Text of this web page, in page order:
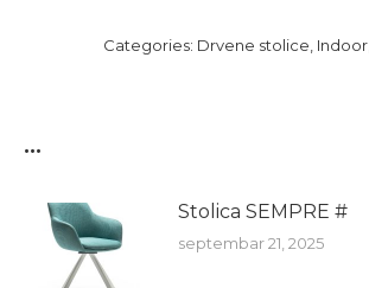
Categories: Drvene stolice Indoor,
...
Stolica SEMPRE #
septembar 21, 2025